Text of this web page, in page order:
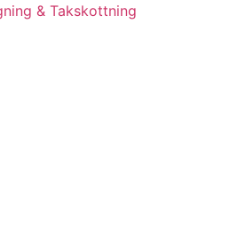
& Takskottning